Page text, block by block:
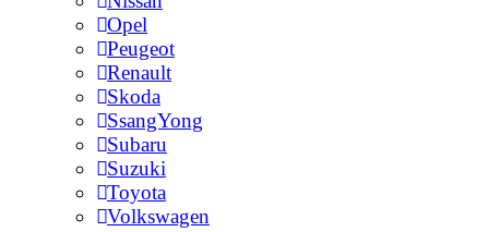
Opel
Peugeot
Renault
Skoda
SsangYong
Subaru
Suzuki
Toyota
Volkswagen